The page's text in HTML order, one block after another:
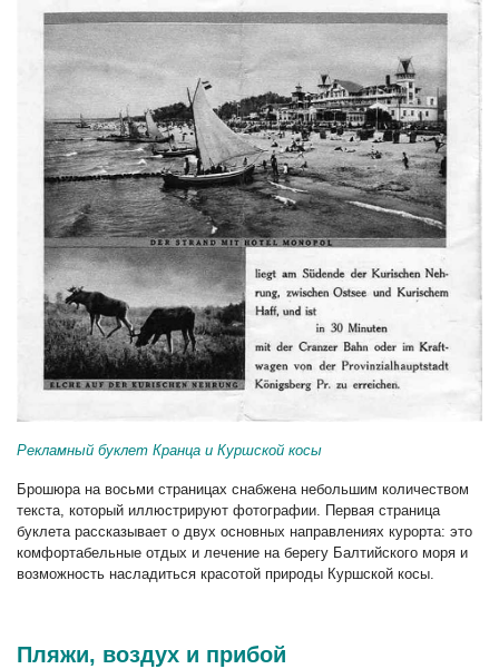
Рекламный буклет Кранца и Куршской косы
Брошюра на восьми страницах снабжена небольшим количеством
текста, который иллюстрируют фотографии. Первая страница
буклета рассказывает о двух основных направлениях курорта: это
комфортабельные отдых и лечение на берегу Балтийского моря и
возможность насладиться красотой природы Куршской косы.
Пляжи, воздух и прибой